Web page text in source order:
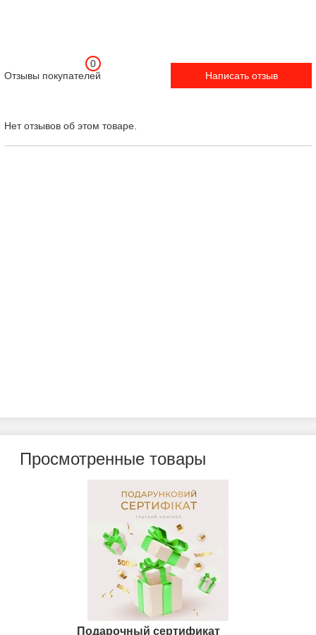
Отзывы покупателей
0
Написать отзыв
Нет отзывов об этом товаре.
Просмотренные товары
Подарочный сертификат